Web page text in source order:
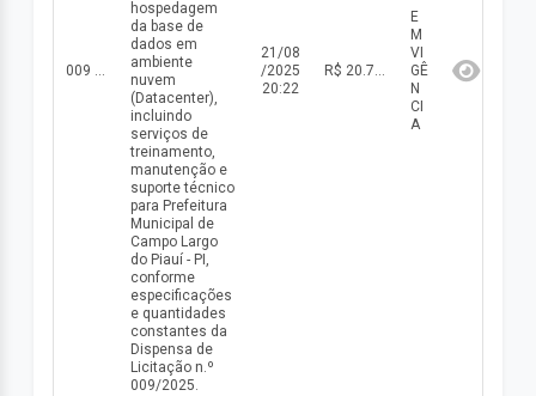
009 DISP/2025
hospedagem
da base de
dados em
ambiente
nuvem
(Datacenter),
incluindo
serviços de
treinamento,
manutenção e
suporte técnico
para Prefeitura
Municipal de
Campo Largo
do Piauí - PI,
conforme
especificações
e quantidades
constantes da
Dispensa de
Licitação n.º
009/2025.
21/08
/2025
20:22
R$ 20.760,00(valor inicial) R$ 20.760,00(valor atualizado)
E
M
VI
GÊ
N
CI
A